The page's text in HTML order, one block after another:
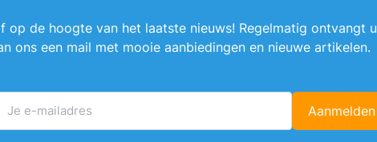
op de hoogte van het laatste nieuws! Regelmatig ontvangt u
ons een mail met mooie aanbiedingen en nieuwe artikelen.
Aanmelden